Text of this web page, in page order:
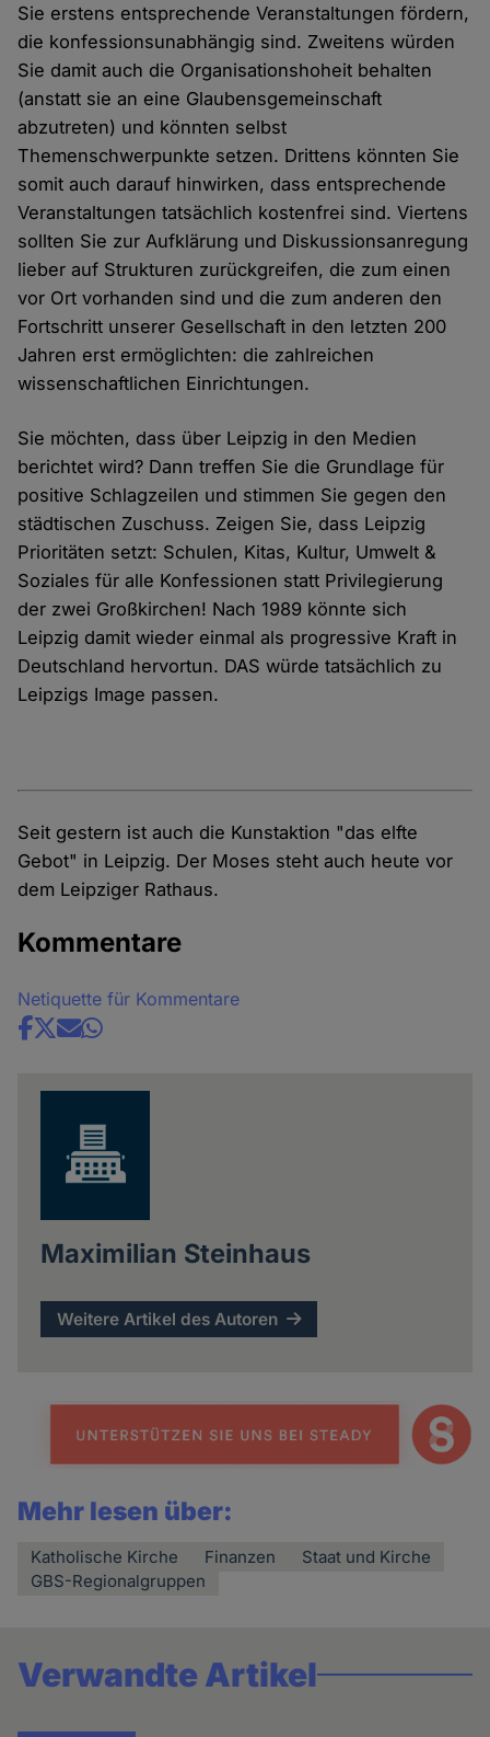
Sie erstens entsprechende Veranstaltungen fördern,
die konfessionsunabhängig sind. Zweitens würden
Sie damit auch die Organisationshoheit behalten
(anstatt sie an eine Glaubensgemeinschaft
abzutreten) und könnten selbst
Themenschwerpunkte setzen. Drittens könnten Sie
somit auch darauf hinwirken, dass entsprechende
Veranstaltungen tatsächlich kostenfrei sind. Viertens
sollten Sie zur Aufklärung und Diskussionsanregung
lieber auf Strukturen zurückgreifen, die zum einen
vor Ort vorhanden sind und die zum anderen den
Fortschritt unserer Gesellschaft in den letzten 200
Jahren erst ermöglichten: die zahlreichen
wissenschaftlichen Einrichtungen.
Sie möchten, dass über Leipzig in den Medien
berichtet wird? Dann treffen Sie die Grundlage für
positive Schlagzeilen und stimmen Sie gegen den
städtischen Zuschuss. Zeigen Sie, dass Leipzig
Prioritäten setzt: Schulen, Kitas, Kultur, Umwelt &
Soziales für alle Konfessionen statt Privilegierung
der zwei Großkirchen! Nach 1989 könnte sich
Leipzig damit wieder einmal als progressive Kraft in
Deutschland hervortun. DAS würde tatsächlich zu
Leipzigs Image passen.
Seit gestern ist auch die Kunstaktion "das elfte
Gebot" in Leipzig. Der Moses steht auch heute vor
dem Leipziger Rathaus.
Kommentare
Netiquette für Kommentare
Share
Maximilian Steinhaus
Weitere Artikel des Autoren
Mehr lesen über:
Katholische Kirche Finanzen
Staat und Kirche
GBS-Regionalgruppen
Verwandte Artikel